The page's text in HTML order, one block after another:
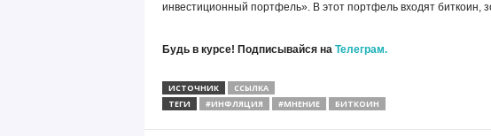
инвестиционный портфель». В этот портфель входят биткоин,
Будь в курсе! Подписывайся на Телеграм.
ИСТОЧНИК
ССЫЛКА
ТЕГИ
#ИНФЛЯЦИЯ #МНЕНИЕ БИТКОИН